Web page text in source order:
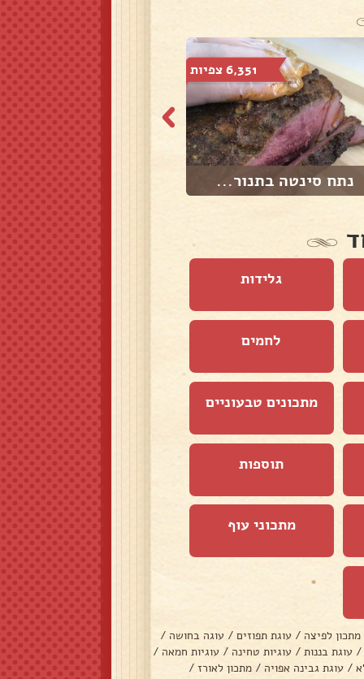
6,351 צפיות
נתח סינטה בתנור...
גלידות
לחמים
מתכונים טבעוניים
תוספות
מתכוני עוף
מתכון לפיצה / עוגת תפוזים / עוגה בחושה /
/ עוגת בננות / עוגיות טחינה / עוגיות חמאה /
/ עוגת גבינה אפויה / מתכון לאורז /